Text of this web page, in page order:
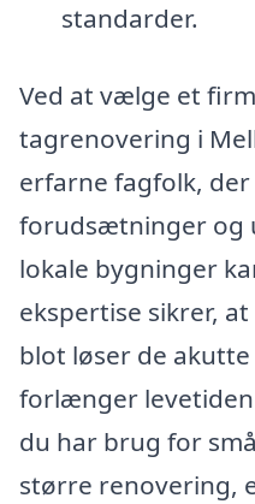
standarder.
Ved at vælge et
tagrenovering i
erfarne fagfolk,
forudsætninger og
lokale bygninger
ekspertise sikrer,
blot løser de
forlænger
du har brug for
større renovering,